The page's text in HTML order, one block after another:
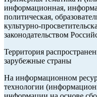
информационная,
политическая,
культурно-
законодательством
Территория
зарубежные страны
На информационном
технологии